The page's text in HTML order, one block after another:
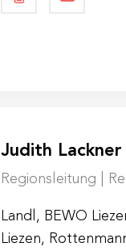
Judith Lackner
Regionsleitung |
Landl, BEWO
Liezen,